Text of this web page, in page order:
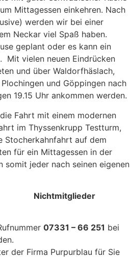
Mittagessen einkehren. Nach
werden wir bei einer
Neckar viel Spaß haben.
geplant oder es kann ein
Mit vielen neuen Eindrücken
und über Waldorfhäslach,
und Göppingen nach
19.15 Uhr ankommen werden.
Fahrt mit einem modernen
im Thyssenkrupp Testturm,
Stocherkahnfahrt auf dem
für ein Mittagessen in der
somit jeder nach seinen eigenen
Nichtmitglieder
07331 – 66 251 bei
der Firma Purpurblau für Sie